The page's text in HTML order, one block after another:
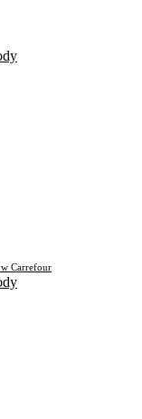
Carrefour